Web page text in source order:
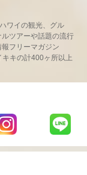
ワイの観光、グル
ツアーや話題の流行
フリーマガジン
キの計400ヶ所以上
LaniLani